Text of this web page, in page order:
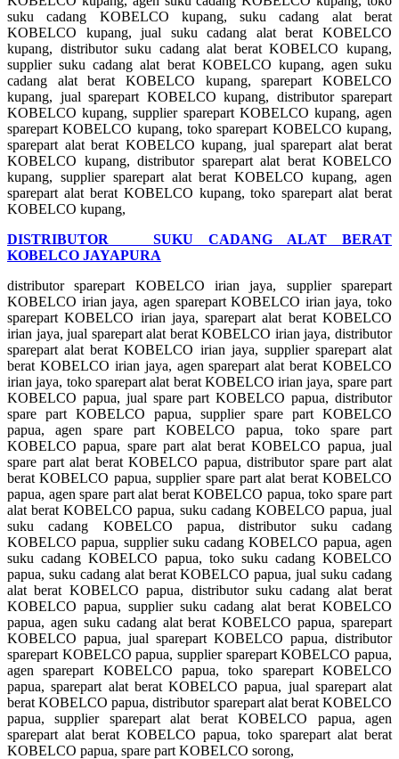
suku cadang KOBELCO kupang, suku cadang alat berat
KOBELCO kupang, jual suku cadang alat berat KOBELCO
kupang, distributor suku cadang alat berat KOBELCO kupang,
supplier suku cadang alat berat KOBELCO kupang, agen suku
cadang alat berat KOBELCO kupang, sparepart KOBELCO
kupang, jual sparepart KOBELCO kupang, distributor sparepart
KOBELCO kupang, supplier sparepart KOBELCO kupang, agen
sparepart KOBELCO kupang, toko sparepart KOBELCO kupang,
sparepart alat berat KOBELCO kupang, jual sparepart alat berat
KOBELCO kupang, distributor sparepart alat berat KOBELCO
kupang, supplier sparepart alat berat KOBELCO kupang, agen
sparepart alat berat KOBELCO kupang, toko sparepart alat berat
KOBELCO kupang,
DISTRIBUTOR SUKU CADANG ALAT BERAT
KOBELCO JAYAPURA
distributor sparepart KOBELCO irian jaya, supplier sparepart
KOBELCO irian jaya, agen sparepart KOBELCO irian jaya, toko
sparepart KOBELCO irian jaya, sparepart alat berat KOBELCO
irian jaya, jual sparepart alat berat KOBELCO irian jaya, distributor
sparepart alat berat KOBELCO irian jaya, supplier sparepart alat
berat KOBELCO irian jaya, agen sparepart alat berat KOBELCO
irian jaya, toko sparepart alat berat KOBELCO irian jaya, spare part
KOBELCO papua, jual spare part KOBELCO papua, distributor
spare part KOBELCO papua, supplier spare part KOBELCO
papua, agen spare part KOBELCO papua, toko spare part
KOBELCO papua, spare part alat berat KOBELCO papua, jual
spare part alat berat KOBELCO papua, distributor spare part alat
berat KOBELCO papua, supplier spare part alat berat KOBELCO
papua, agen spare part alat berat KOBELCO papua, toko spare part
alat berat KOBELCO papua, suku cadang KOBELCO papua, jual
suku cadang KOBELCO papua, distributor suku cadang
KOBELCO papua, supplier suku cadang KOBELCO papua, agen
suku cadang KOBELCO papua, toko suku cadang KOBELCO
papua, suku cadang alat berat KOBELCO papua, jual suku cadang
alat berat KOBELCO papua, distributor suku cadang alat berat
KOBELCO papua, supplier suku cadang alat berat KOBELCO
papua, agen suku cadang alat berat KOBELCO papua, sparepart
KOBELCO papua, jual sparepart KOBELCO papua, distributor
sparepart KOBELCO papua, supplier sparepart KOBELCO papua,
agen sparepart KOBELCO papua, toko sparepart KOBELCO
papua, sparepart alat berat KOBELCO papua, jual sparepart alat
berat KOBELCO papua, distributor sparepart alat berat KOBELCO
papua, supplier sparepart alat berat KOBELCO papua, agen
sparepart alat berat KOBELCO papua, toko sparepart alat berat
KOBELCO papua, spare part KOBELCO sorong,